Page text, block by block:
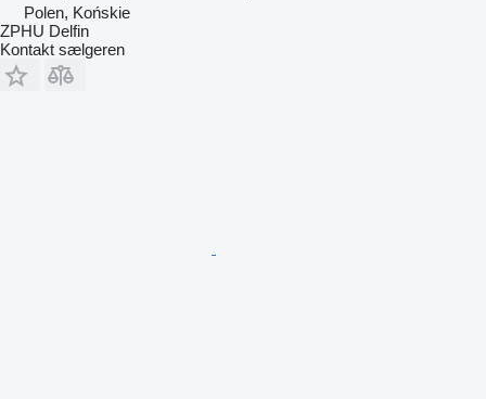
Polen, Końskie
ZPHU Delfin
Kontakt sælgeren